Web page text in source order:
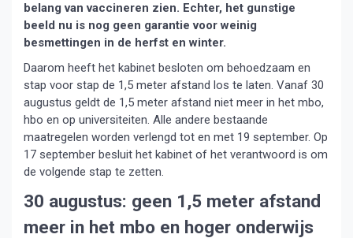
belang van vaccineren zien. Echter, het gunstige
beeld nu is nog geen garantie voor weinig
besmettingen in de herfst en winter.
Daarom heeft het kabinet besloten om behoedzaam en
stap voor stap de 1,5 meter afstand los te laten. Vanaf 30
augustus geldt de 1,5 meter afstand niet meer in het mbo,
hbo en op universiteiten. Alle andere bestaande
maatregelen worden verlengd tot en met 19 september. Op
17 september besluit het kabinet of het verantwoord is om
de volgende stap te zetten.
30 augustus: geen 1,5 meter afstand
meer in het mbo en hoger onderwijs